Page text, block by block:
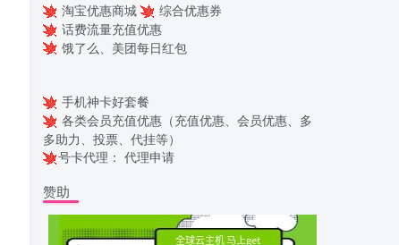
淘宝优惠商城
综合优惠券
话费流量充值优惠
饿了么、美团每日红包
手机神卡好套餐
各类会员充值优惠（充值优惠、会员优惠、多
多助力、投票、代挂等）
号卡代理： 代理申请
赞助